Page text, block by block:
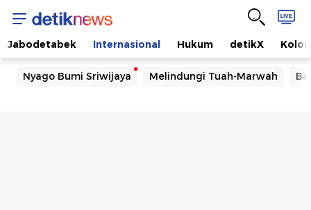
Jabodetabek Internasional Hukum detikX
Nyago Bumi Sriwijaya Melindungi Tuah-Marwah